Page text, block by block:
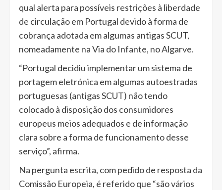
qual alerta para possíveis restrições à liberdade
de circulação em Portugal devido à forma de
cobrança adotada em algumas antigas SCUT,
nomeadamente na Via do Infante, no Algarve.
“Portugal decidiu implementar um sistema de
portagem eletrónica em algumas autoestradas
portuguesas (antigas SCUT) não tendo
colocado à disposição dos consumidores
europeus meios adequados e de informação
clara sobre a forma de funcionamento desse
serviço”, afirma.
Na pergunta escrita, com pedido de resposta da
Comissão Europeia, é referido que “são vários